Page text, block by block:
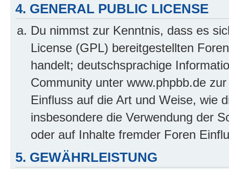
4. GENERAL PUBLIC LICENSE
Du nimmst zur Kenntnis, dass es
License (GPL) bereitgestellten
handelt; deutschsprachige
Community unter www.phpbb.de
Einfluss auf die Art und Weise, wie
insbesondere die Verwendung der
oder auf Inhalte fremder Foren
5. GEWÄHRLEISTUNG